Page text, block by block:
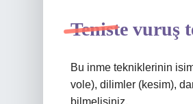
Teniste vuruş
Bu inme tekniklerinin
vole), dilimler (kesim),
bilmelisiniz.